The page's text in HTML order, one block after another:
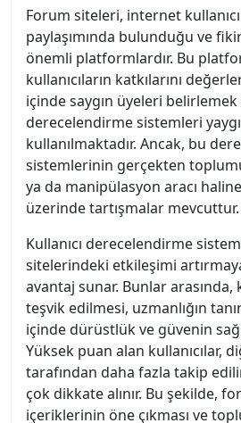
Forum siteleri, internet
paylaşımında bulunduğu ve
önemli platformlardır. Bu
kullanıcıların katkılarını
içinde saygın üyeleri belirlemek
derecelendirme sistemleri
kullanılmaktadır. Ancak, bu
sistemlerinin gerçekten
ya da manipülasyon aracı
üzerinde tartışmalar mevcuttur.
Kullanıcı derecelendirme
sitelerindeki etkileşimi
avantaj sunar. Bunlar
teşvik edilmesi, uzmanlığın
içinde dürüstlük ve güvenin
Yüksek puan alan kullanıcılar,
tarafından daha fazla takip
çok dikkate alınır. Bu şekilde,
içeriklerinin öne çıkması ve